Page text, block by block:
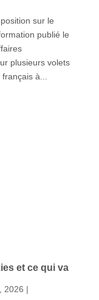
sur le
publié le
plusieurs volets
à...
et ce qui va
2026 |